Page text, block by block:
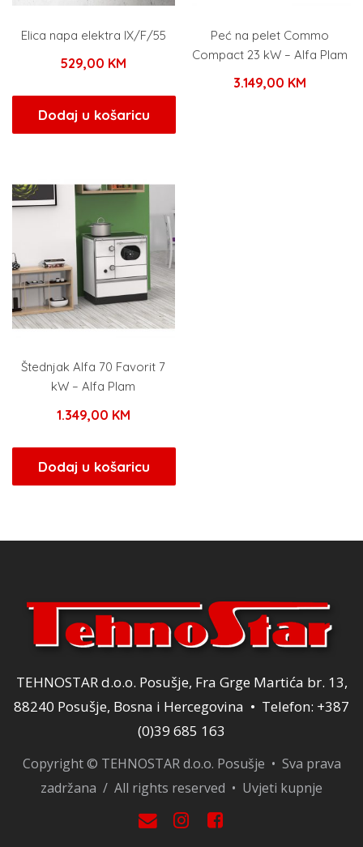
Elica napa elektra IX/F/55
529,00 KM
Dodaj u košaricu
Peć na pelet Commo
Compact 23 kW – Alfa Plam
3.149,00 KM
Štednjak Alfa 70 Favorit 7
kW – Alfa Plam
1.349,00 KM
Dodaj u košaricu
TEHNOSTAR d.o.o. Posušje, Fra Grge Martića br. 13,
88240 Posušje, Bosna i Hercegovina • Telefon: +387
(0)39 685 163
Copyright © TEHNOSTAR d.o.o. Posušje • Sva prava
zadržana / All rights reserved • Uvjeti kupnje